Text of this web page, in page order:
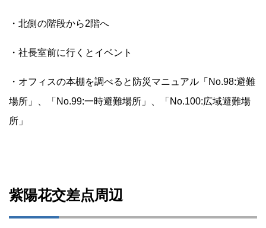
・北側の階段から2階へ
・社長室前に行くとイベント
・オフィスの本棚を調べると防災マニュアル「No.98:避難
場所」、「No.99:一時避難場所」、「No.100:広域避難場
所」
紫陽花交差点周辺